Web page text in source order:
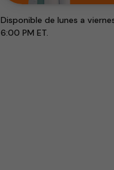
Disponible de lunes a
6:00 PM ET.